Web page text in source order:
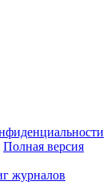
Полная версия
журналов